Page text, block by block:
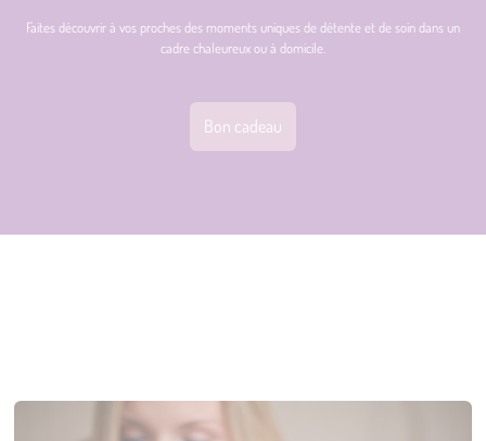
Faites découvrir à vos proches des moments uniques de détente et de soin dans un
cadre chaleureux ou à domicile.
Bon cadeau